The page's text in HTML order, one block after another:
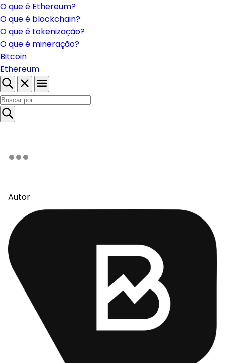
O que é Ethereum?
O que é blockchain?
O que é tokenização?
O que é mineração?
Bitcoin
Ethereum
Autor